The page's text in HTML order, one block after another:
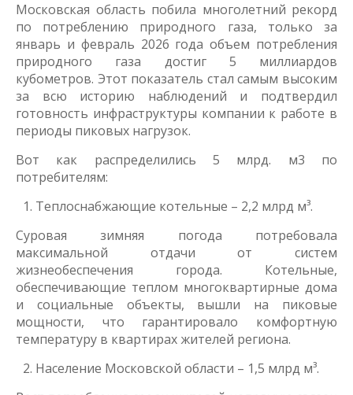
Московская область побила многолетний рекорд
по потреблению природного газа, только за
январь и февраль 2026 года объем потребления
природного газа достиг 5 миллиардов
кубометров. Этот показатель стал самым высоким
за всю историю наблюдений и подтвердил
готовность инфраструктуры компании к работе в
периоды пиковых нагрузок.
Вот как распределились 5 млрд. м3 по
потребителям:
Теплоснабжающие котельные – 2,2 млрд м³.
Суровая зимняя погода потребовала
максимальной отдачи от систем
жизнеобеспечения города. Котельные,
обеспечивающие теплом многоквартирные дома
и социальные объекты, вышли на пиковые
мощности, что гарантировало комфортную
температуру в квартирах жителей региона.
Население Московской области – 1,5 млрд м³.